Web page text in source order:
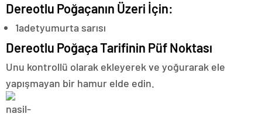
Dereotlu Poğaçanın Üzeri İçin:
1adetyumurta sarısı
Dereotlu Poğaça Tarifinin Püf Noktası
Unu kontrollü olarak ekleyerek ve yoğurarak ele
yapışmayan bir hamur elde edin.